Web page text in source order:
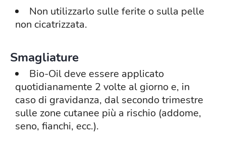
Non utilizzarlo sulle ferite o sulla pelle
non cicatrizzata.
Smagliature
Bio-Oil deve essere applicato
quotidianamente 2 volte al giorno e, in
caso di gravidanza, dal secondo trimestre
sulle zone cutanee più a rischio (addome,
seno, fianchi, ecc.).